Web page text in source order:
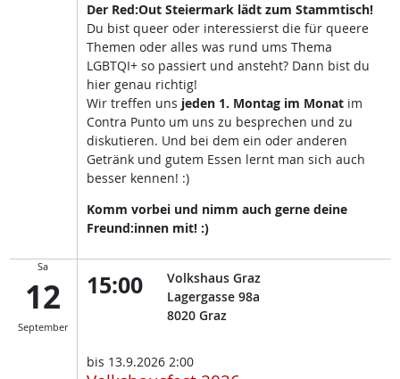
Der Red:Out Steiermark lädt zum Stammtisch!
Du bist queer oder interessierst die für queere
Themen oder alles was rund ums Thema
LGBTQI+ so passiert und ansteht? Dann bist du
hier genau richtig!
Wir treffen uns jeden 1. Montag im Monat im
Contra Punto um uns zu besprechen und zu
diskutieren. Und bei dem ein oder anderen
Getränk und gutem Essen lernt man sich auch
besser kennen! :)
Komm vorbei und nimm auch gerne deine
Freund:innen mit! :)
Sa
12
September
15:00
Volkshaus Graz
Lagergasse 98a
8020 Graz
bis 13.9.2026 2:00